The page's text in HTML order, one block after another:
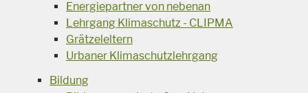
Energiepartner von nebenan
Lehrgang Klimaschutz - CLIPMA
Grätzeleltern
Urbaner Klimaschutzlehrgang
Bildung